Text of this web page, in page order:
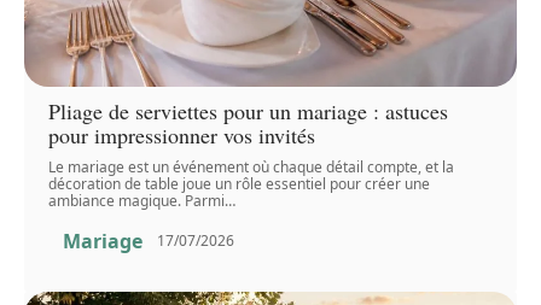
Pliage de serviettes pour un mariage : astuces
pour impressionner vos invités
Le mariage est un événement où chaque détail compte, et la
décoration de table joue un rôle essentiel pour créer une
ambiance magique. Parmi…
Mariage 17/07/2026